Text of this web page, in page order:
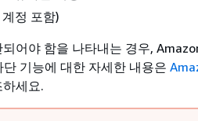
정 포함)
어야 함을 나타내는 경우,
기능에 대한 자세한 내용은
세요.